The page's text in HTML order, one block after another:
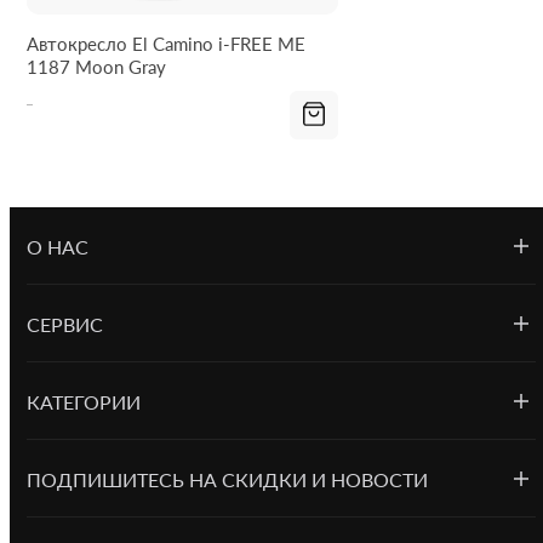
Автокресло El Camino i-FREE ME
1187 Moon Gray
О НАС
СЕРВИС
КАТЕГОРИИ
ПОДПИШИТЕСЬ НА СКИДКИ И НОВОСТИ